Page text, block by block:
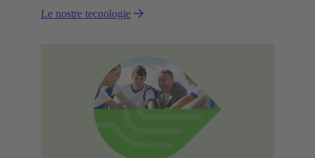
Le nostre tecnologie